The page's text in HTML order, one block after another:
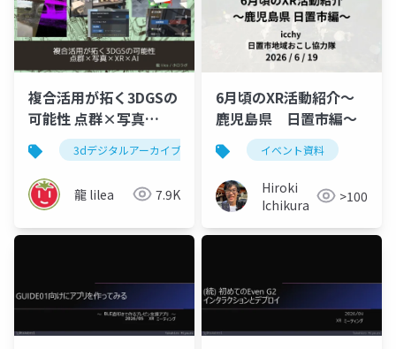
複合活用が拓く3DGSの
可能性 点群×写真
×XR×AI - 測量･地理空
間情報イノベーション
大会 2026
3dデジタルアーカイブ 3d gaussian splatting
龍 lilea 7.9K
6月頃のXR活動紹介～
鹿児島県 日置市編～
イベント資料
Hiroki
Ichikura
>100